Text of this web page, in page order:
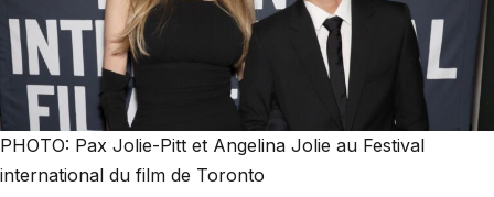
PHOTO: Pax Jolie-Pitt et Angelina Jolie au Festival
international du film de Toronto